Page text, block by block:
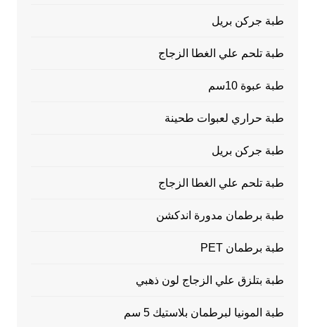
طبة جركن بريل
طبة تلحم علي الغطا الزجاج
طبة عبوة 10سم
طبة حراري لعبوات طحينة
طبة جركن بريل
طبة تلحم علي الغطا الزجاج
طبة برطمان مدورة اندكشن
طبة برطمان PET
طبة بتلزق علي الزجاج لون ذهبي
طبة المونيا لبرطمان بلاستيك 5 سم